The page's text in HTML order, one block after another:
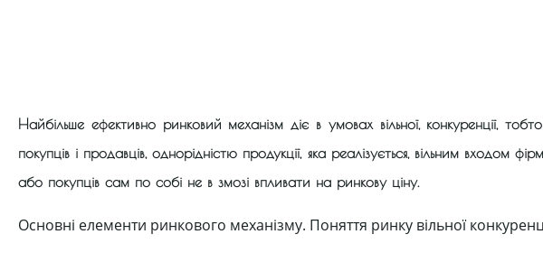
Найбільше ефективно ринковий механізм діє в умовах вільної, конкуренції,
покупців і продавців, однорідністю продукції, яка реалізується, вільним входом
або покупців сам по собі не в змозі впливати на ринкову ціну.
Основні елементи ринкового механізму. Поняття ринку вільної